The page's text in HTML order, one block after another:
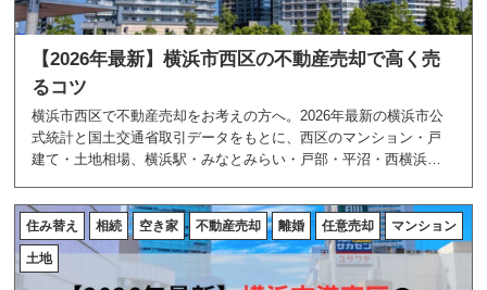
【2026年最新】横浜市西区の不動産売却で高く売
るコツ
横浜市西区で不動産売却をお考えの方へ。2026年最新の横浜市公
式統計と国土交通省取引データをもとに、西区のマンション・戸
建て・土地相場、横浜駅・みなとみらい・戸部・平沼・西横浜周
が解説します。
住み替え 相続 空き家 不動産売却 離婚 任意売却 マンション
土地